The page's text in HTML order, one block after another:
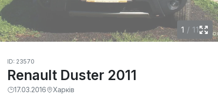
1 / 11
ID: 23570
Renault Duster 2011
17.03.2016 Харків